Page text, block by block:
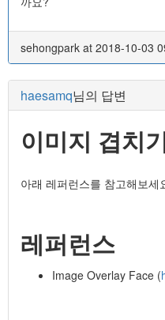
sehongpark at 2018-10-03
haesamq님의 답변
이미지 겹치
아래 레퍼런스를 참고해보세
레퍼런스
Image Overlay Face (